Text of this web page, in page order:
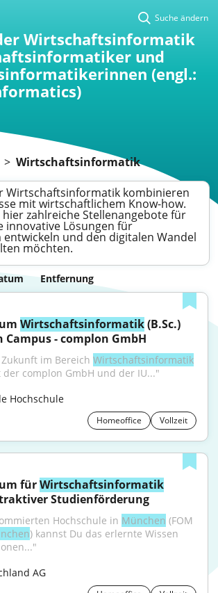
Suche ändern
Wirtschaftsinformatik
und
(engl.:
> Wirtschaftsinformatik
Wirtschaftsinformatik kombinieren
mit wirtschaftlichem Know-how.
hier zahlreiche Stellenangebote für
innovative Lösungen für
und den digitalen Wandel
möchten.
Entfernung
Wirtschaftsinformatik (B.Sc.)
- complon GmbH
im Bereich Wirtschaftsinformatik
complon GmbH und der IU..."
Hochschule
Homeoffice Vollzeit
für Wirtschaftsinformatik
Studienförderung
Hochschule in München (FOM
) kannst Du das erlernte Wissen
AG